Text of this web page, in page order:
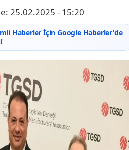
25.02.2025 - 15:20
Haberler İçin Google Haberler'de